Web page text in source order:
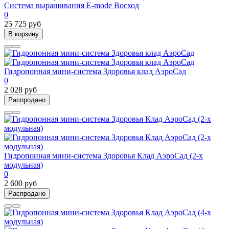
Система выращивания E-mode Восход
0
25 725 руб
В корзину
Гидропонная мини-система Здоровья клад АэроСад
0
2 028 руб
Распродано
Гидропонная мини-система Здоровья Клад АэроСад (2-х
модульная)
0
2 600 руб
Распродано